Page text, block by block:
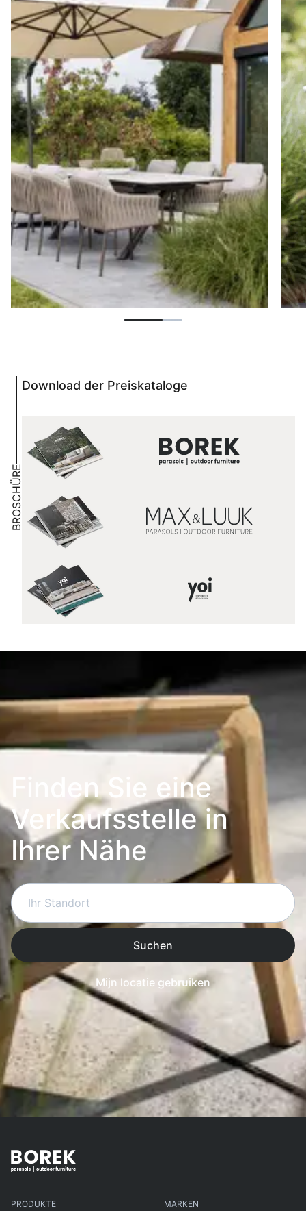
BROSCHÜRE
Download der Preiskataloge
Finden Sie eine
Verkaufsstelle in
Ihrer Nähe
Suchen
Mijn locatie gebruiken
PRODUKTE MARKEN